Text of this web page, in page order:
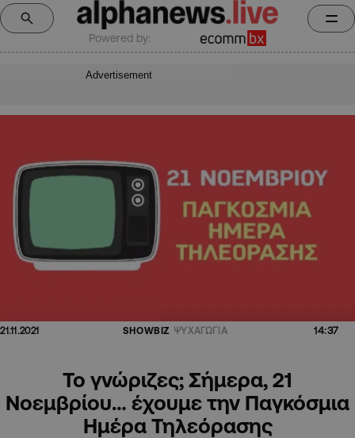
Powered by:
Advertisement
21.11.2021 SHOWBIZ ΨΥΧΑΓΩΓΙΑ 14:37
Το γνώριζες; Σήμερα, 21
Νοεμβρίου… έχουμε την Παγκόσμια
Ημέρα Τηλεόρασης